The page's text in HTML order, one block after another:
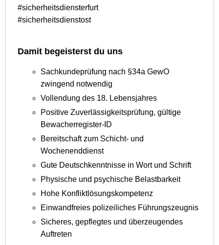
#sicherheitsdiensterfurt
#sicherheitsdienstost
Damit begeisterst du uns
Sachkundeprüfung nach §34a GewO
zwingend notwendig
Vollendung des 18. Lebensjahres
Positive Zuverlässigkeitsprüfung, gültige
Bewacherregister-ID
Bereitschaft zum Schicht- und
Wochenenddienst
Gute Deutschkenntnisse in Wort und Schrift
Physische und psychische Belastbarkeit
Hohe Konfliktlösungskompetenz
Einwandfreies polizeiliches Führungszeugnis
Sicheres, gepflegtes und überzeugendes
Auftreten